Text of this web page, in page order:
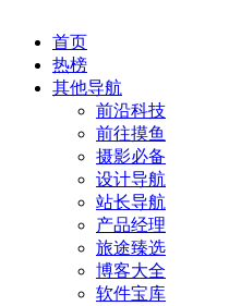
首页
热榜
其他导航
前沿科技
前往摸鱼
摄影必备
设计导航
站长导航
产品经理
旅途臻选
博客大全
软件宝库